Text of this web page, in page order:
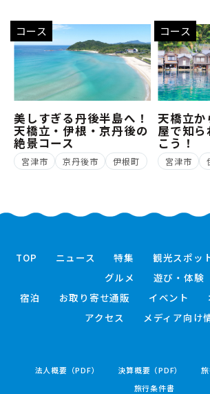
コース
美しすぎる丹後半島へ！
天橋立・伊根・京丹後の
絶景コース
宮津市 京丹後市 伊根町
コース
天橋立
屋で知
こう！
宮津市
TOP ニュース 特集 観光スポッ
グルメ
遊び・体験
宿泊
お取り寄せ通販 イベント
アクセス
メディア向け
法人概要（PDF） 決算概要（PDF）
旅行条件書